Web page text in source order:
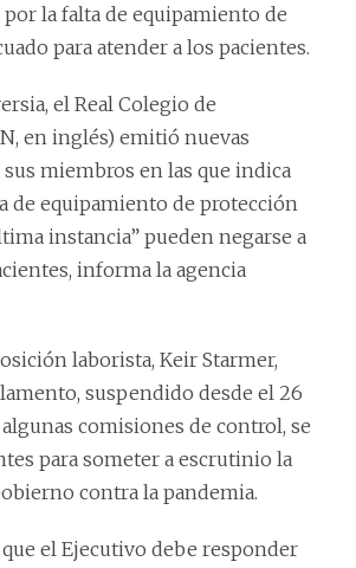
la falta de equipamiento de
para atender a los pacientes.
el Real Colegio de
en inglés) emitió nuevas
miembros en las que indica
de equipamiento de protección
instancia” pueden negarse a
informa la agencia
laborista, Keir Starmer,
suspendido desde el 26
comisiones de control, se
para someter a escrutinio la
contra la pandemia.
el Ejecutivo debe responder